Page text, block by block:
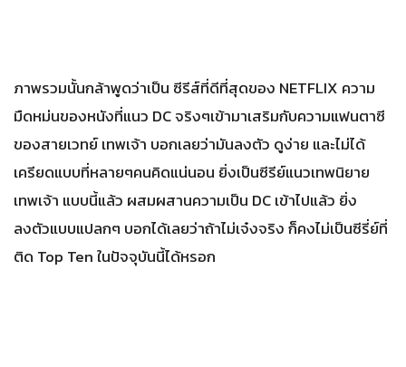
ภาพรวมนั้นกล้าพูดว่าเป็น ซีรีส์ที่ดีที่สุดของ NETFLIX ความ
มืดหม่นของหนังที่แนว DC จริงๆเข้ามาเสริมกับความแฟนตาซี
ของสายเวทย์ เทพเจ้า บอกเลยว่ามันลงตัว ดูง่าย และไม่ได้
เครียดแบบที่หลายๆคนคิดแน่นอน ยิ่งเป็นซีรีย์แนวเทพนิยาย
เทพเจ้า แบบนี้แล้ว ผสมผสานความเป็น DC เข้าไปแล้ว ยิ่ง
ลงตัวแบบแปลกๆ บอกได้เลยว่าถ้าไม่เจ๋งจริง ก็คงไม่เป็นซีรี่ย์ที่
ติด Top Ten ในปัจจุบันนี้ได้หรอก